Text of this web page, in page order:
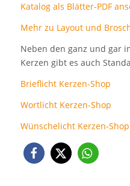
Katalog als Blätter-PDF
Mehr zu Layout und
Neben den ganz und gar
Kerzen gibt es auch
Brieflicht Kerzen-Shop
Wortlicht Kerzen-Shop
Wünschelicht Kerzen-Shop